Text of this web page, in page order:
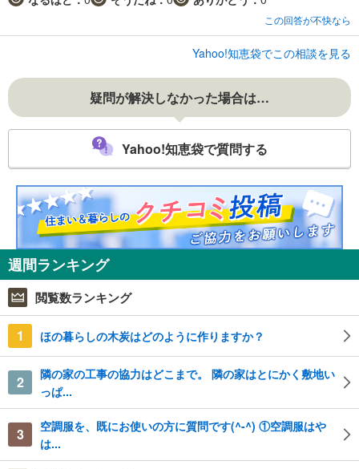
この回答が不快なら
Yahoo!知恵袋でこの相談を見る
疑問が解決しなかった場合は…
Yahoo!知恵袋で質問する
週間ランキング
閲覧数ランキング
1 ほの暮らしの木炭はどのように作りますか？
2
隣の家の工事の協力はどこまで。 隣の家はとにかく敷地い
っぱ...
3
空調服を、既にお使いの方に質問です(^-^) ①空調服はや
は...